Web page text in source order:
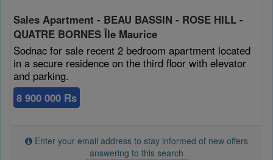
Sales Apartment - BEAU BASSIN - ROSE HILL -
QUATRE BORNES Île Maurice
Sodnac for sale recent 2 bedroom apartment located
in a secure residence on the third floor with elevator
and parking.
8 900 000 Rs
Enter your email address to stay informed of new offers
answering to this search